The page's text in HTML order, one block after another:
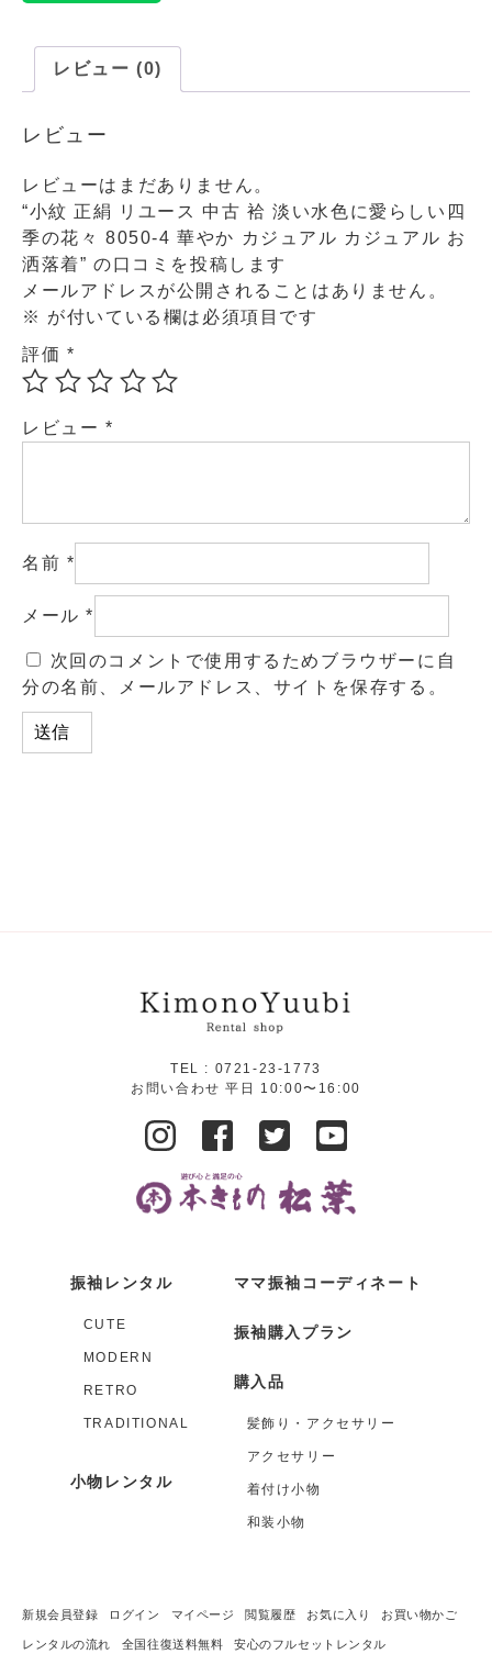
レビュー (0)
レビュー
レビューはまだありません。
“小紋 正絹 リユース 中古 袷 淡い水色に愛らしい四
季の花々 8050-4 華やか カジュアル カジュアル お
洒落着” の口コミを投稿します
メールアドレスが公開されることはありません。
※ が付いている欄は必須項目です
評価 *
レビュー *
名前 *
メール*
次回のコメントで使用するためブラウザーに自
分の名前、メールアドレス、サイトを保存する。
TEL : 0721-23-1773
お問い合わせ 平日 10:00〜16:00
振袖レンタル
CUTE
MODERN
RETRO
TRADITIONAL
小物レンタル
ママ振袖コーディネート
振袖購入プラン
購入品
髪飾り・アクセサリー
アクセサリー
着付け小物
和装小物
新規会員登録 ログイン マイページ 閲覧履歴 お気に入り お買い物かご
レンタルの流れ 全国往復送料無料 安心のフルセットレンタル